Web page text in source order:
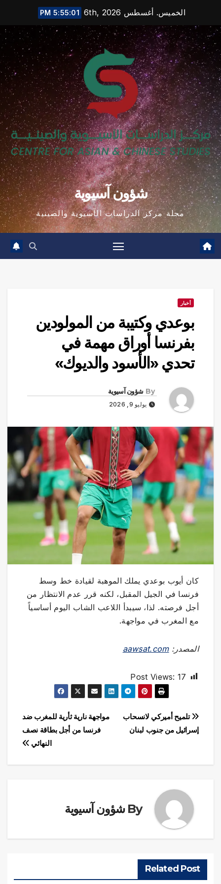
content
الخميس. أغسطس 6th, 2026 5:55:02 PM
شؤون آسيوية
مجلة مركز الدراسات الآسيوية والصينية
أخبار
بوعدي وكتيبة من المولودين
بفرنسا أوراق مهمة في
تحدي «الأسود والديوك»
By شؤون آسيوية
يوليو 9, 2026
كان أيوب بوعدي يملك الموهبة لقيادة خط وسط
فرنسا في الجيل المقبل، لكنه قرر عدم الانتظار من
أجل فرصته. لذا، سيبدأ اللاعب الشاب اليوم أساسياً
مع المغرب في مواجهة.
المصدر:aawsat.com
Post Views: 17
تصفّح
المقالات
مواجهة نارية ثأرية للمغرب ضد
فرنسا من أجل بطاقة نصف
النهائي
تلميح أميركي لانسحاب
إسرائيل من جنوب لبنان
By شؤون آسيوية
Related Post